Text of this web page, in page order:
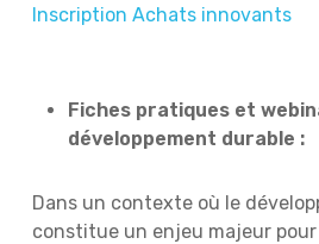
Inscription Achats innovants
Fiches pratiques et
développement durable :
Dans un contexte où le
constitue un enjeu majeur pour